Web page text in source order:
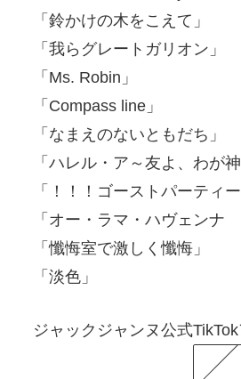
「鈴かけの木をこえて」
「我らグレートガリオン」
「Ms. Robin」
「Compass line」
「なまえのないともだち」
「ハレル・ア～友よ、わが
「！！！ゴーストパーティー
「オー・ラマ・ハヴェンナ
「懺悔室で激しく懺悔」
「淡色」
ジャックジャンヌ公式